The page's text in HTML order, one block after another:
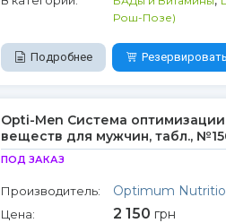
Рош-Позе)
Подробнее Резервировать
Opti-Men Система
веществ для мужчин, табл.,
ПОД ЗАКАЗ
Производитель: Optimum
Цена: 2 150 грн